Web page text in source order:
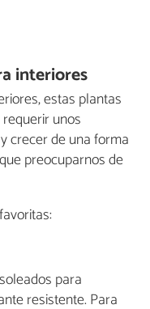
interiores
estas plantas
unos
crecer de una forma
preocuparnos de
para
resistente. Para